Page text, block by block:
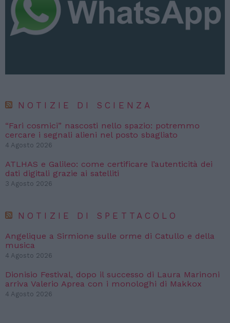
NOTIZIE DI SCIENZA
“Fari cosmici” nascosti nello spazio: potremmo
cercare i segnali alieni nel posto sbagliato
4 Agosto 2026
ATLHAS e Galileo: come certificare l’autenticità dei
dati digitali grazie ai satelliti
3 Agosto 2026
NOTIZIE DI SPETTACOLO
Angelique a Sirmione sulle orme di Catullo e della
musica
4 Agosto 2026
Dionisio Festival, dopo il successo di Laura Marinoni
arriva Valerio Aprea con i monologhi di Makkox
4 Agosto 2026